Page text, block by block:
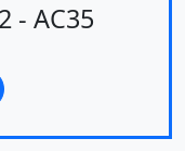
- AC35